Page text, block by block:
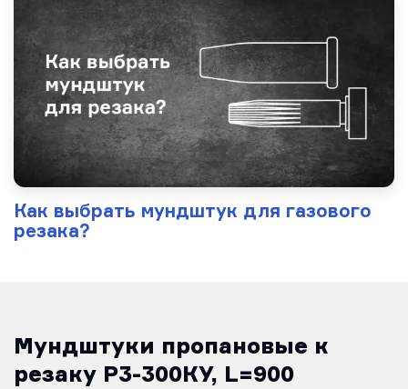
Как выбрать мундштук для газового
резака?
Мундштуки пропановые к
резаку Р3-300КУ, L=900